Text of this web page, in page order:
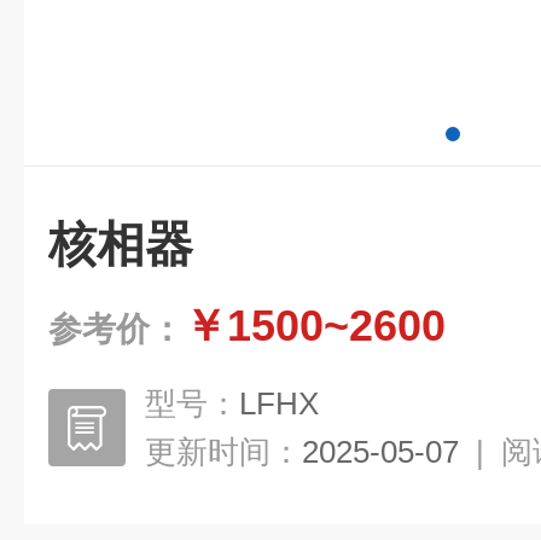
核相器
参考价： ￥1500~2600
型号： LFHX
更新时间： 2025-05-07 | 阅